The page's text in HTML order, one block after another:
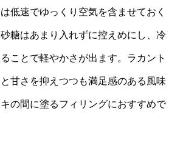
低速でゆっくり空気を含ませておく
糖はあまり入れずに控えめにし、冷
ことで軽やかさが出ます。ラカント
甘さを抑えつつも満足感のある風味
の間に塗るフィリングにおすすめで